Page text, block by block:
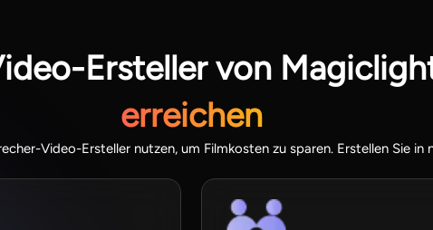
Ersteller von
erreichen
Video-Ersteller nutzen, um Filmkosten zu sparen. Erstellen Sie